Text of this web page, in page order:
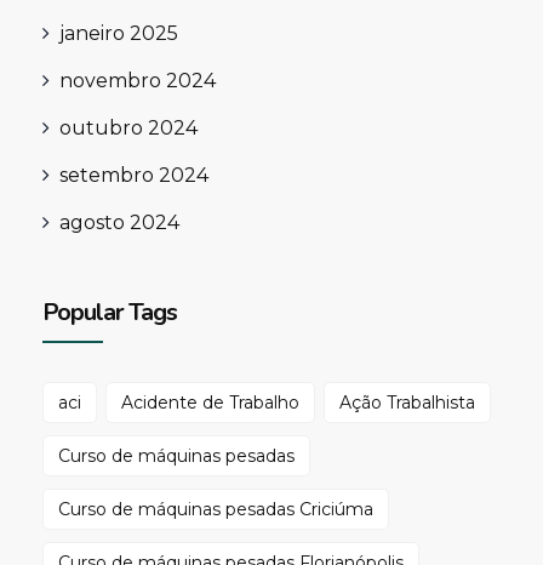
janeiro 2025
novembro 2024
outubro 2024
setembro 2024
agosto 2024
Popular Tags
aci Acidente de Trabalho Ação Trabalhista
Curso de máquinas pesadas
Curso de máquinas pesadas Criciúma